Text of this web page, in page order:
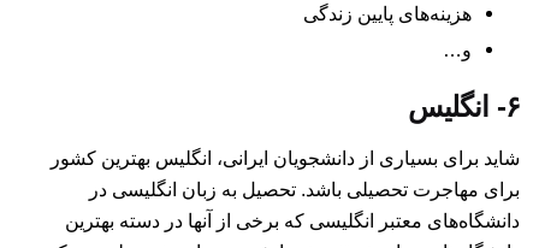
هزینه‌های پایین زندگی
و…
۶- انگلیس
شاید برای بسیاری از دانشجویان ایرانی، انگلیس بهترین کشور
برای مهاجرت تحصیلی باشد. تحصیل به زبان انگلیسی در
دانشگاه‌‌های معتبر انگلیسی که برخی از آنها در دسته بهترین